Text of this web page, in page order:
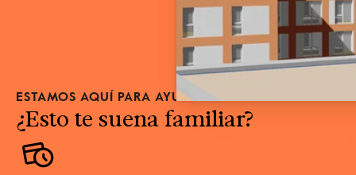
ESTAMOS AQUÍ PARA AYUDAR
¿Esto te suena familiar?